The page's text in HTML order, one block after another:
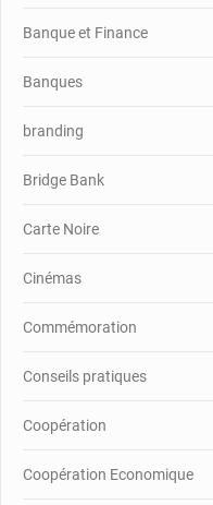
Banque et Finance
Banques
branding
Bridge Bank
Carte Noire
Cinémas
Commémoration
Conseils pratiques
Coopération
Coopération Economique